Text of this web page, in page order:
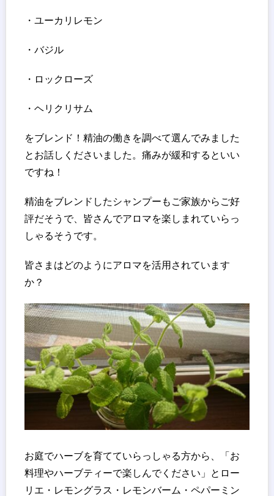
・ユーカリレモン
・バジル
・ロックローズ
・ヘリクリサム
をブレンド！精油の働きを調べて選んでみました
とお話しくださいました。痛みが緩和するといい
ですね！
精油をブレンドしたシャンプーもご家族からご好
評だそうで、皆さんでアロマを楽しまれていらっ
しゃるそうです。
皆さまはどのようにアロマを活用されています
か？
お庭でハーブを育てていらっしゃる方から、「お
料理やハーブティーで楽しんでください」とロー
リエ・レモングラス・レモンバーム・ペパーミン